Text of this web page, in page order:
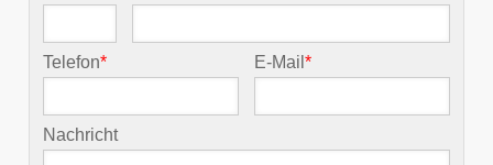
Telefon* E-Mail*
Nachricht